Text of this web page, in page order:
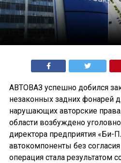
АВТОВАЗ успешно добился
незаконных задних фонарей
нарушающих авторские
области возбуждено
директора предприятия «Би-
автокомпоненты без
операция стала результатом